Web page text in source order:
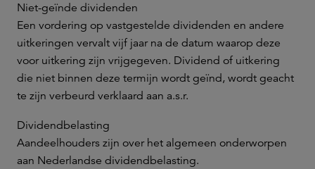
Niet-geïnde dividenden
Een vordering op vastgestelde dividenden en andere
uitkeringen vervalt vijf jaar na de datum waarop deze
voor uitkering zijn vrijgegeven. Dividend of uitkering
die niet binnen deze termijn wordt geïnd, wordt geacht
te zijn verbeurd verklaard aan a.s.r.
Dividendbelasting
Aandeelhouders zijn over het algemeen onderworpen
aan Nederlandse dividendbelasting.